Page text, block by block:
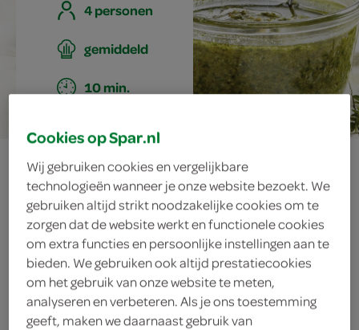
4 personen
gemiddeld
10 min.
peterselie-tijm
pesto met
hazelnoten
ingrediënten
Cookies op Spar.nl
Wij gebruiken cookies en vergelijkbare
technologieën wanneer je onze website bezoekt. We
gebruiken altijd strikt noodzakelijke cookies om te
zorgen dat de website werkt en functionele cookies
om extra functies en persoonlijke instellingen aan te
bieden. We gebruiken ook altijd prestatiecookies
om het gebruik van onze website te meten,
analyseren en verbeteren. Als je ons toestemming
geeft, maken we daarnaast gebruik van